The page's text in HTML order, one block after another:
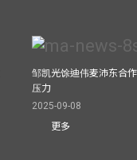
邹凯光馀迪伟麦沛东合
压力
2025-09-08
更多